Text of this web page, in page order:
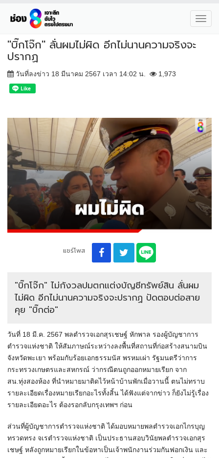
"บิ๊กโจ๊ก" ลั่นผมไม่ผิด อีกไม่นานความจริงจะ
ปรากฏ
วันที่ลงข่าว 18 มีนาคม 2567 เวลา 14:02 น. 1,973
แชร์โพส
"บิ๊กโจ๊ก" ไม่กังวลปมตกแต่งบัญชีทรัพย์สิน ลั่นผม
ไม่ผิด อีกไม่นานความจริงจะปรากฏ ปัดตอบต่อสาย
คุย "บิ๊กต่อ"
วันที่ 18 มี.ค. 2567 พลตำรวจเอกสุรเชษฐ์ หักพาล รองผู้บัญชาการ
ตำรวจแห่งชาติ ให้สัมภาษณ์ระหว่างลงพื้นที่สถานที่ก่อสร้างสนามบิน
จังหวัดพะเยา พร้อมกับร้อยเอกธรรมนัส พรหมเผ่า รัฐมนตรีว่าการ
กระทรวงเกษตรและสหกรณ์ ว่ากรณีตนถูกออกหมายเรียก จาก
สน.ทุ่งสองห้อง ที่นำหมายมาติดไว้หน้าบ้านพักเมื่อวานนี้ ตนไม่ทราบ
รายละเอียดเรื่องหมายเรียกอะไรทั้งสิ้น ได้ฟังแต่จากข่าว ก็ยังไม่รู้เรื่อง
รายละเอียดอะไร ต้องรอกลับกรุงเทพฯ ก่อน
ส่วนที่ผู้บัญชาการตำรวจแห่งชาติ ได้มอบหมายพลตำรวจเอกไกรบุญ
ทรวดทรง จเรตำรวจแห่งชาติ เป็นประธานสอบวินัยพลตำรวจเอกสุร
เชษฐ์ หลังถูกหมายเรียกในข้อหาเป็นเจ้าพนักงานร่วมกันฟอกเงิน และ